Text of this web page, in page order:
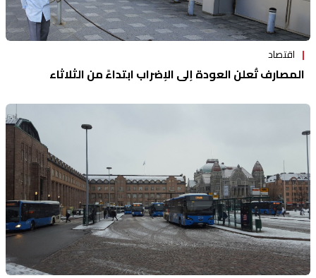
اقتصاد
المصارف تُعلن العودة إلى الإضراب ابتداءً من الثلاثاء